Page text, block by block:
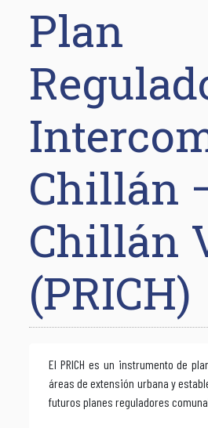
Plan
Chillán
Chillán
(PRICH)
El PRICH es un instrumento de
áreas de extensión urbana y
futuros planes reguladores